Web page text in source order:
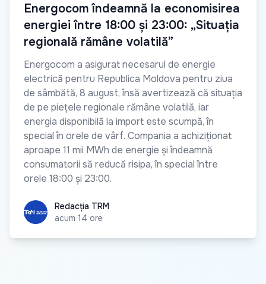
Energocom îndeamnă la economisirea
energiei între 18:00 și 23:00: „Situația
regională rămâne volatilă”
Energocom a asigurat necesarul de energie
electrică pentru Republica Moldova pentru ziua
de sâmbătă, 8 august, însă avertizează că situația
de pe piețele regionale rămâne volatilă, iar
energia disponibilă la import este scumpă, în
special în orele de vârf. Compania a achiziționat
aproape 11 mii MWh de energie și îndeamnă
consumatorii să reducă risipa, în special între
orele 18:00 și 23:00.
Redacția TRM
Redacția TRM
acum 14 ore